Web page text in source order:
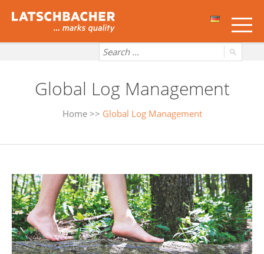
Global Log Management
Home >> Global Log Management